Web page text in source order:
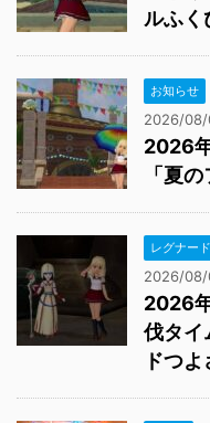
ルふく
お知らせ
2026/
2026
「夏
レグナード
2026/
2026
伐タイ
ドつ